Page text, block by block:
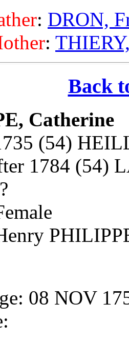
: DRON,
:
Back
Catherine
(54)
1784 (54)
08 NOV